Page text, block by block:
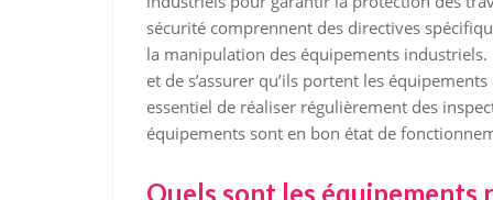
sécurité comprennent des directives
la manipulation des équipements
et de s’assurer qu’ils portent les
essentiel de réaliser régulièrement des
équipements sont en bon état de
Quels sont les équipements